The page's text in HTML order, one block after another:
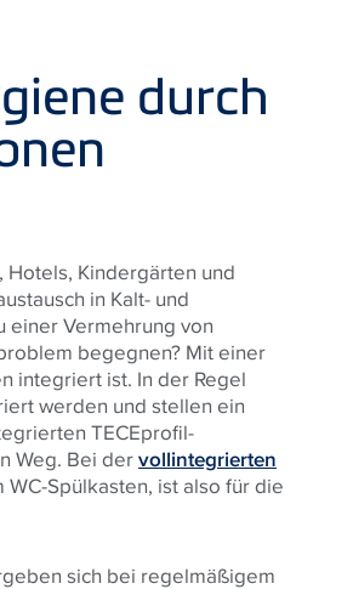
durch
Kindergärten und
in Kalt- und
einer Vermehrung von
begegnen? Mit einer
integriert ist. In der Regel
werden und stellen ein
TECEprofil-
Weg. Bei dervollintegrierten
Spülkasten, ist also für die
sich bei regelmäßigem